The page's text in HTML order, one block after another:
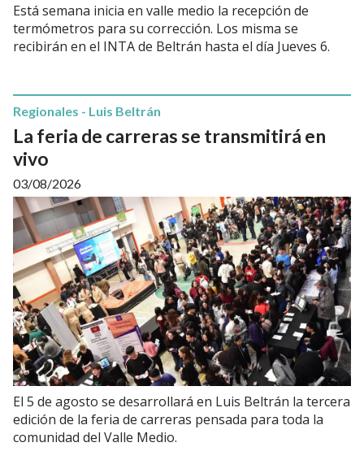
Está semana inicia en valle medio la recepción de
termómetros para su corrección. Los misma se
recibirán en el INTA de Beltrán hasta el día Jueves 6.
La feria de carreras se transmitirá en
vivo
Regionales - Luis Beltrán
03/08/2026
El 5 de agosto se desarrollará en Luis Beltrán la tercera
edición de la feria de carreras pensada para toda la
comunidad del Valle Medio.